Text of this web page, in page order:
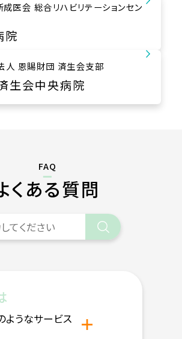
成医会 総合リハビリテーションセン
院
人 恩賜財団 済生会支部
生会中央病院
FAQ
くある質問
うなサービス